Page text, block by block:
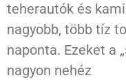
teherautók és
nagyobb, több tíz
naponta. Ezeket a
nagyon nehéz